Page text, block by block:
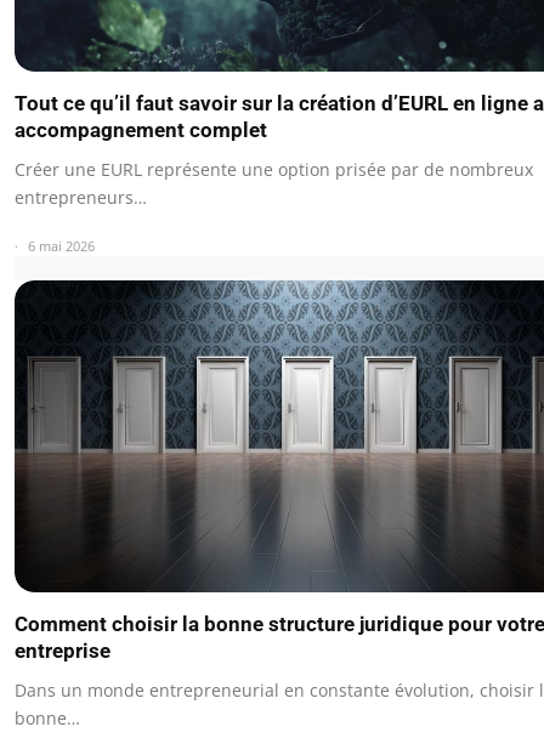
Tout ce qu’il faut savoir sur la création d’EURL en ligne
accompagnement complet
Créer une EURL représente une option prisée par de nombreux
entrepreneurs…
6 mai 2026
Comment choisir la bonne structure juridique pour votre
entreprise
Dans un monde entrepreneurial en constante évolution, choisir
bonne…